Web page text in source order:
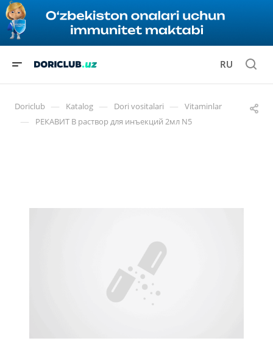
RU
Doriclub — Katalog — Dori vositalari — Vitaminlar
— РЕКАВИТ В раствор для инъекций 2мл N5